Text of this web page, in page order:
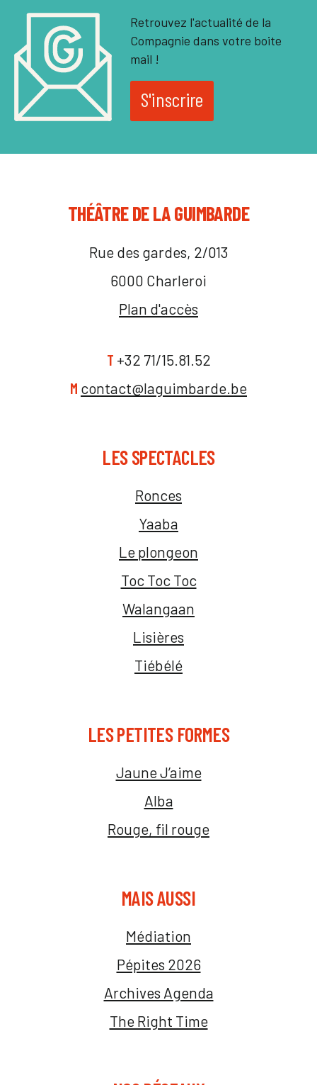
Retrouvez l'actualité de la
Compagnie dans votre boite
mail !
S'inscrire
THÉÂTRE DE LA GUIMBARDE
Rue des gardes, 2/013
6000 Charleroi
Plan d'accès
T +32 71/15.81.52
M contact@laguimbarde.be
LES SPECTACLES
Ronces
Yaaba
Le plongeon
Toc Toc Toc
Walangaan
Lisières
Tiébélé
LES PETITES FORMES
Jaune J’aime
Alba
Rouge, fil rouge
MAIS AUSSI
Médiation
Pépites 2026
Archives Agenda
The Right Time